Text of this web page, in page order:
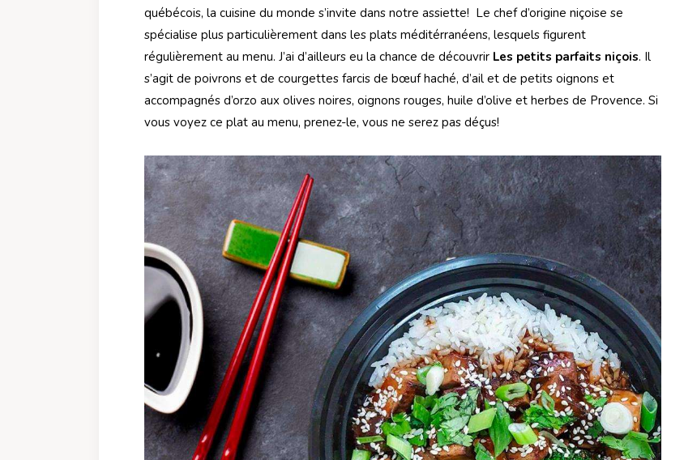
québécois, la cuisine du monde s’invite dans notre assiette! Le chef d’origine niçoise se
spécialise plus particulièrement dans les plats méditérranéens, lesquels figurent
régulièrement au menu. J’ai d’ailleurs eu la chance de découvrir Les petits parfaits niçois. Il
s’agit de poivrons et de courgettes farcis de bœuf haché, d’ail et de petits oignons et
accompagnés d’orzo aux olives noires, oignons rouges, huile d’olive et herbes de Provence. Si
vous voyez ce plat au menu, prenez-le, vous ne serez pas déçus!